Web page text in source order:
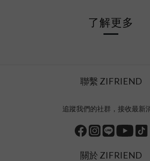
了解更多
聯繫 ZIFRIEND
追蹤我們的社群，接收最新
關於 ZIFRIEND